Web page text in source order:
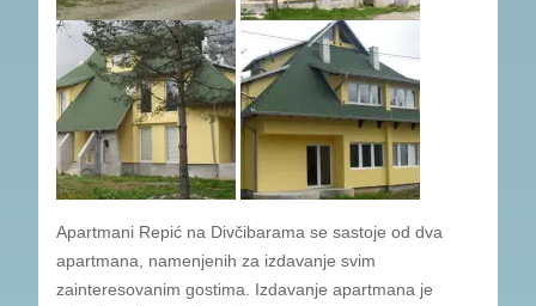
Apartmani Repić na Divčibarama se sastoje od dva
apartmana, namenjenih za izdavanje svim
zainteresovanim gostima. Izdavanje apartmana je